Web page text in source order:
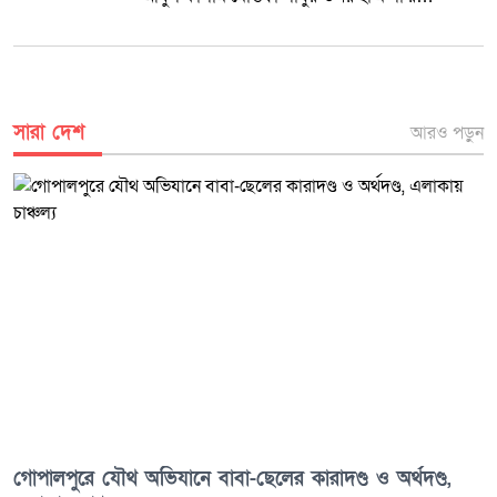
হয়েছে।
সারা দেশ আরও পড়ুন
গোপালপুরে যৌথ অভিযানে বাবা-ছেলের কারাদণ্ড ও অর্থদণ্ড,